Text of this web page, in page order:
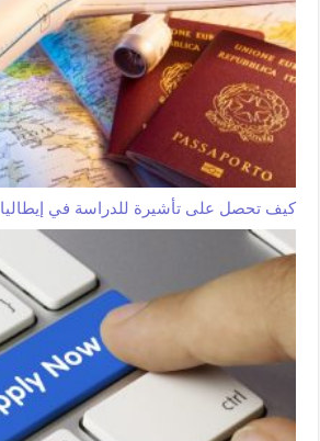
كيف تحصل على تأشيرة للدراسة في إيطاليا